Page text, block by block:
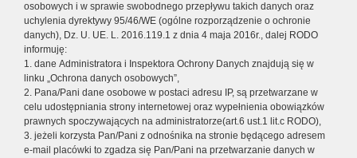
osobowych i w sprawie swobodnego przepływu takich danych oraz
uchylenia dyrektywy 95/46/WE (ogólne rozporządzenie o ochronie
danych), Dz. U. UE. L. 2016.119.1 z dnia 4 maja 2016r., dalej RODO
informuję:
1. dane Administratora i Inspektora Ochrony Danych znajdują się w
linku „Ochrona danych osobowych”,
2. Pana/Pani dane osobowe w postaci adresu IP, są przetwarzane w
celu udostępniania strony internetowej oraz wypełnienia obowiązków
prawnych spoczywających na administratorze(art.6 ust.1 lit.c RODO),
3. jeżeli korzysta Pan/Pani z odnośnika na stronie będącego adresem
e-mail placówki to zgadza się Pan/Pani na przetwarzanie danych w